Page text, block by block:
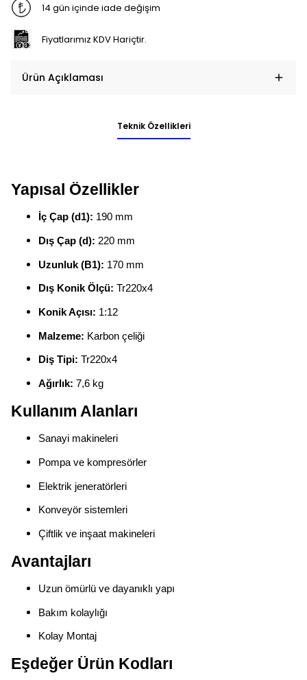
14 gün içinde iade değişim
Fiyatlarımız KDV Hariçtir.
Ürün Açıklaması
Teknik Özellikleri
Yapısal Özellikler
İç Çap (d1): 190 mm
Dış Çap (d): 220 mm
Uzunluk (B1): 170 mm
Dış Konik Ölçü: Tr220x4
Konik Açısı: 1:12
Malzeme: Karbon çeliği
Diş Tipi: Tr220x4
Ağırlık: 7,6 kg
Kullanım Alanları
Sanayi makineleri
Pompa ve kompresörler
Elektrik jeneratörleri
Konveyör sistemleri
Çiftlik ve inşaat makineleri
Avantajları
Uzun ömürlü ve dayanıklı yapı
Bakım kolaylığı
Kolay Montaj
Eşdeğer Ürün Kodları